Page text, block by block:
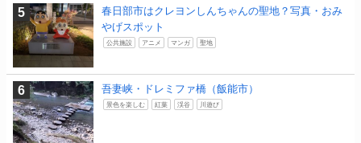
春日部市はクレヨンしんちゃんの聖地？写真・おみ
やげスポット
公共施設 アニメ マンガ 聖地
吾妻峡・ドレミファ橋（飯能市）
景色を楽しむ 紅葉 渓谷 川遊び